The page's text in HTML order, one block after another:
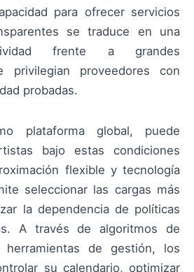
para ofrecer servicios
se traduce en una
frente a grandes
privilegian proveedores con
probadas.
plataforma global, puede
bajo estas condiciones
flexible y tecnología
seleccionar las cargas más
la dependencia de políticas
A través de algoritmos de
herramientas de gestión, los
su calendario, optimizar